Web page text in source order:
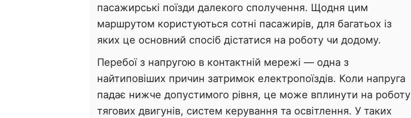
пасажирські поїзди далекого сполучення. Щодня цим
маршрутом користуються сотні пасажирів, для багатьох із
яких це основний спосіб дістатися на роботу чи додому.
Перебої з напругою в контактній мережі — одна з
найтиповіших причин затримок електропоїздів. Коли напруга
падає нижче допустимого рівня, це може вплинути на роботу
тягових двигунів, систем керування та освітлення. У таких